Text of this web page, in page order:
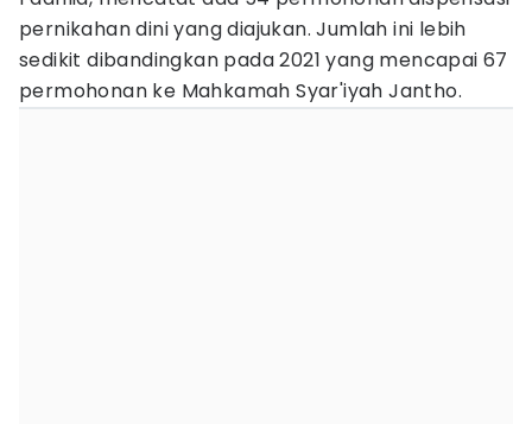
pernikahan dini yang diajukan. Jumlah ini lebih
sedikit dibandingkan pada 2021 yang mencapai 67
permohonan ke Mahkamah Syar'iyah Jantho.